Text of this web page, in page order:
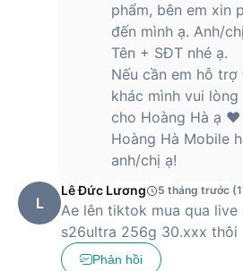
phẩm, bên em xin
đến mình ạ. Anh/
Tên + SĐT nhé ạ.
Nếu cần em hỗ
khác mình vui
cho Hoàng Hà ạ ❤️
Hoàng Hà Mobile
anh/chị ạ!
L
Lê Đức Lương 5 tháng trước
Ae lên tiktok mua qua live
s26ultra 256g 30.xxx thôi
Phản hồi